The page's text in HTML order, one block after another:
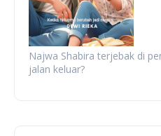
Najwa Shabira terjebak di
jalan keluar?